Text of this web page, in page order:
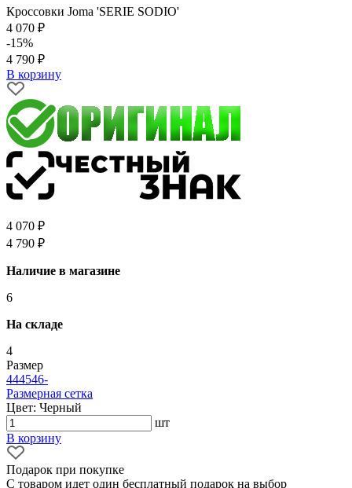
Кроссовки Joma 'SERIE SODIO'
4 070 ₽
-15%
4 790 ₽
В корзину
4 070 ₽
4 790 ₽
Наличие в магазине
6
На складе
4
Размер
444546-
Размерная сетка
Цвет: Черный
шт
В корзину
Подарок при покупке
С товаром идет один бесплатный подарок на выбор